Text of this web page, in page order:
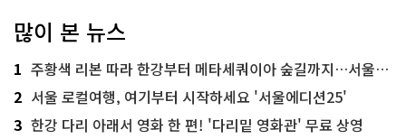
많이 본 뉴스
1 주황색 리본 따라 한강부터 메타세쿼이아 숲길까지…서울둘레길 15코스
2 서울 로컬여행, 여기부터 시작하세요 '서울에디션25'
3 한강 다리 아래서 영화 한 편! '다리밑 영화관' 무료 상영